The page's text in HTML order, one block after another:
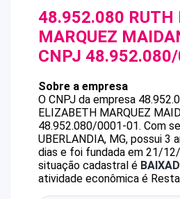
48.952.080 RUTH
MARQUEZ
CNPJ
Sobre a empresa
O CNPJ da empresa
ELIZABETH MARQUEZ
48.952.080/0001-01. Com
UBERLANDIA, MG, possui 3
dias e foi fundada em 21/
situação cadastral é
atividade econômica é